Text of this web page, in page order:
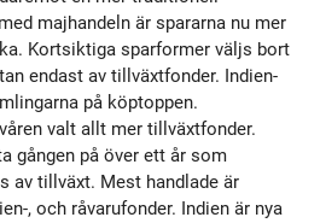
majhandeln är spararna nu mer
Kortsiktiga sparformer väljs bort
endast av tillväxtfonder. Indien-
på köptoppen.
valt allt mer tillväxtfonder.
gången på över ett år som
av tillväxt. Mest handlade är
, och råvarufonder. Indien är nya